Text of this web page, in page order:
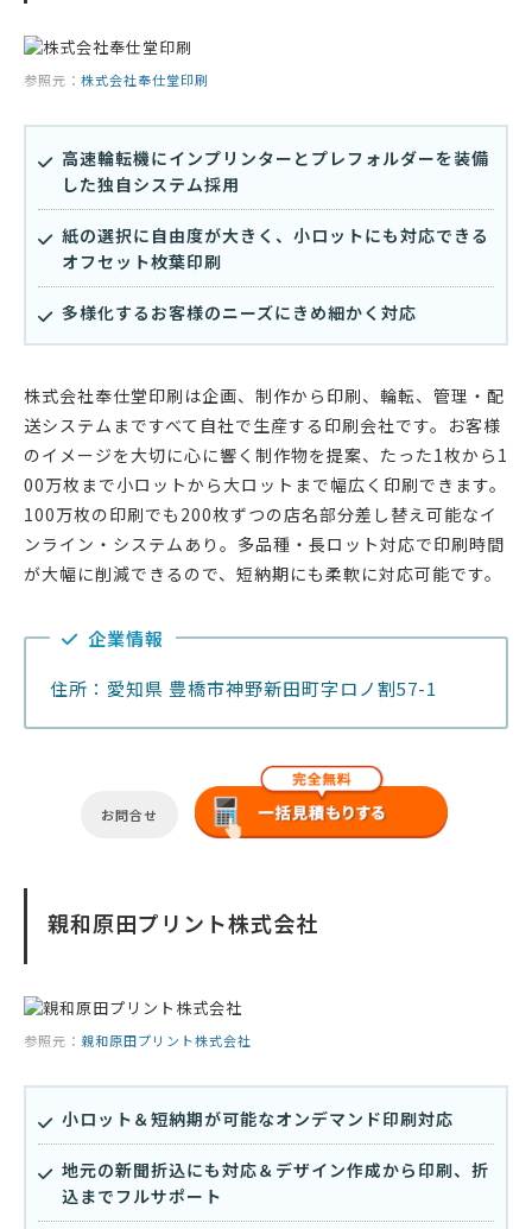
参照元： 株式会社奉仕堂印刷
高速輪転機にインプリンターとプレフォルダーを装備
した独自システム採用
紙の選択に自由度が大きく、小ロットにも対応できる
オフセット枚葉印刷
多様化するお客様のニーズにきめ細かく対応
株式会社奉仕堂印刷は企画、制作から印刷、輪転、管理・配
送システムまですべて自社で生産する印刷会社です。お客様
のイメージを大切に心に響く制作物を提案、たった1枚から1
00万枚まで小ロットから大ロットまで幅広く印刷できます。
100万枚の印刷でも200枚ずつの店名部分差し替え可能なイ
ンライン・システムあり。多品種・長ロット対応で印刷時間
が大幅に削減できるので、短納期にも柔軟に対応可能です。
企業情報
住所：愛知県 豊橋市神野新田町字ロノ割57-1
お問合せ
親和原田プリント株式会社
参照元： 親和原田プリント株式会社
小ロット＆短納期が可能なオンデマンド印刷対応
地元の新聞折込にも対応＆デザイン作成から印刷、折
込までフルサポート